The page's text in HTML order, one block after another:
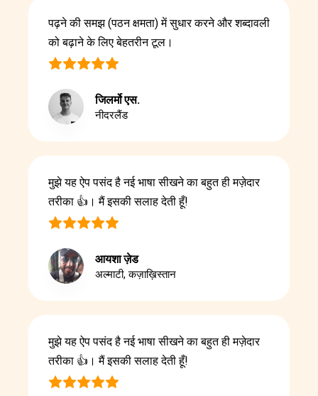
पढ़ने की समझ (पठन क्षमता) में सुधार करने और शब्दावली
को बढ़ाने के लिए बेहतरीन टूल।
जिलर्मो एस.
नीदरलैंड
मुझे यह ऐप पसंद है नई भाषा सीखने का बहुत ही मज़ेदार
तरीका 👍। मैं इसकी सलाह देती हूँ!
आयशा ज़ेड
अल्माटी, कज़ाख़िस्तान
मुझे यह ऐप पसंद है नई भाषा सीखने का बहुत ही मज़ेदार
तरीका 👍। मैं इसकी सलाह देती हूँ!